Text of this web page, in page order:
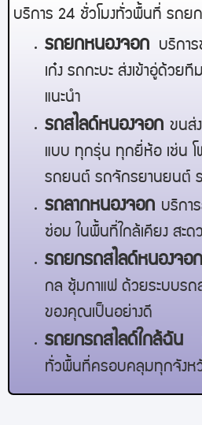
บริการ 24 ชั่วโมงทั่วพื้นที่ รถย
รถยกหนองจอก
บริกา
เก๋ง รถกะบะ ส่งเข้าอู่ด้วย
แนะนำ
รถสไลด์หนองจอก ขนส่
แบบ ทุกรุ่น ทุกยี่ห้อ เช่น
รถยนต์ รถจักรยานยนต์
รถลากหนองจอก บริกา
ซ่อม ในพื้นที่ใกล้เคียง สะด
รถยกรถสไลด์หนองจอ
กล ซุ้มกาแฟ ด้วยระบบรถ
ของคุณเป็นอย่างดี
รถยกรถสไลด์ใกล้ฉัน
ทั่วพื้นที่ครอบคลุมทุกจังห